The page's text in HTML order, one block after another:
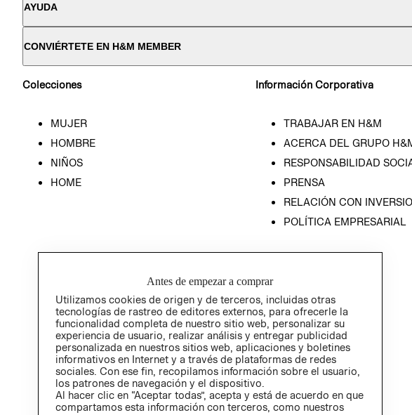
AYUDA
CONVIÉRTETE EN H&M MEMBER
Colecciones
MUJER
HOMBRE
NIÑOS
HOME
Información Corporativa
TRABAJAR EN H&M
ACERCA DEL GRUPO
RESPONSABILIDAD
PRENSA
RELACIÓN CON
POLÍTICA EMPRESARIAL
Antes de empezar a comprar
Utilizamos cookies de origen y de terceros, incluidas otras
tecnologías de rastreo de editores externos, para ofrecerle la
funcionalidad completa de nuestro sitio web, personalizar su
experiencia de usuario, realizar análisis y entregar publicidad
personalizada en nuestros sitios web, aplicaciones y boletines
informativos en Internet y a través de plataformas de redes
sociales. Con ese fin, recopilamos información sobre el usuario,
los patrones de navegación y el dispositivo.
Al hacer clic en “Aceptar todas”, acepta y está de acuerdo en que
compartamos esta información con terceros, como nuestros